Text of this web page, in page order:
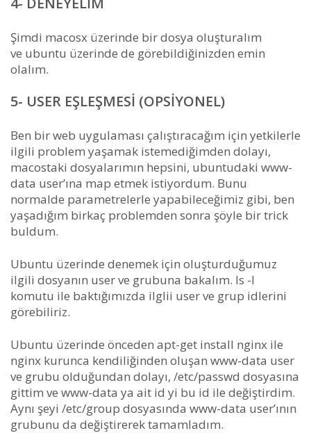
Şimdi macosx üzerinde bir dosya oluşturalım
ve ubuntu üzerinde de görebildiğinizden emin
olalım.
5- USER EŞLEŞMESI (OPSIYONEL)
Ben bir web uygulaması çalıştıracağım için yetkilerle
ilgili problem yaşamak istemediğimden dolayı,
macostaki dosyalarımın hepsini, ubuntudaki www-
data user’ına map etmek istiyordum. Bunu
normalde parametrelerle yapabileceğimiz gibi, ben
yaşadığım birkaç problemden sonra şöyle bir trick
buldum.
Ubuntu üzerinde denemek için oluşturduğumuz
ilgili dosyanın user ve grubuna bakalım. ls -l
komutu ile baktığımızda ilglii user ve grup idlerini
görebiliriz.
Ubuntu üzerinde önceden apt-get install nginx ile
nginx kurunca kendiliğinden oluşan www-data user
ve grubu olduğundan dolayı, /etc/passwd dosyasına
gittim ve www-data ya ait id yi bu id ile değiştirdim.
Aynı şeyi /etc/group dosyasında www-data user’ının
grubunu da değiştirerek tamamladım.